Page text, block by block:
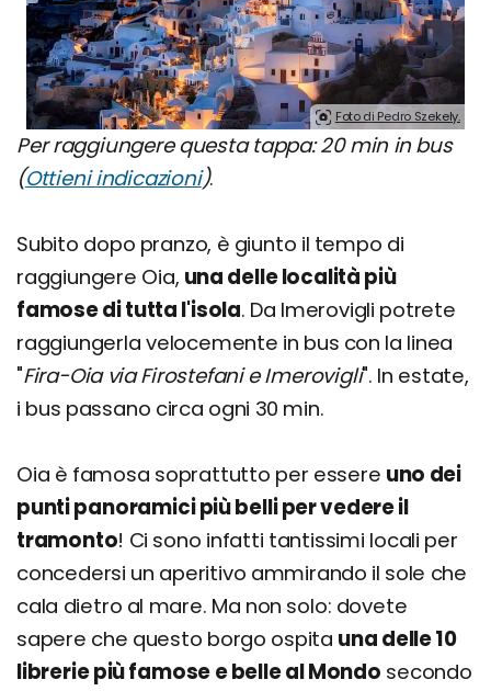
Foto di Pedro Szekely.
Per raggiungere questa tappa: 20 min in bus
(Ottieni indicazioni).
Subito dopo pranzo, è giunto il tempo di
raggiungere Oia, una delle località più
famose di tutta l'isola. Da Imerovigli potrete
raggiungerla velocemente in bus con la linea
"Fira-Oia via Firostefani e Imerovigli". In estate,
i bus passano circa ogni 30 min.
Oia è famosa soprattutto per essere uno dei
punti panoramici più belli per vedere il
tramonto! Ci sono infatti tantissimi locali per
concedersi un aperitivo ammirando il sole che
cala dietro al mare. Ma non solo: dovete
sapere che questo borgo ospita una delle 10
librerie più famose e belle al Mondo secondo